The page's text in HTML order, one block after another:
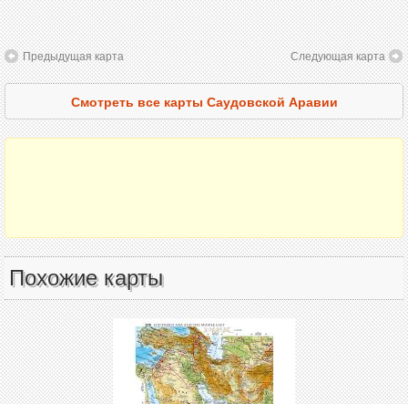
Предыдущая карта Следующая карта
Смотреть все карты Саудовской Аравии
Похожие карты